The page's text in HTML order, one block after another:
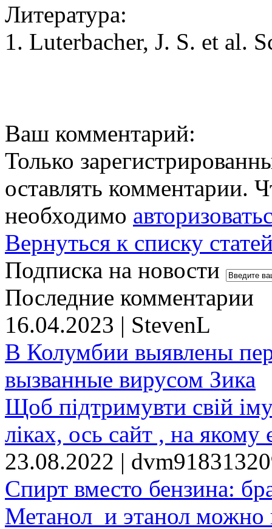
Литература:
1. Luterbacher, J. S. et al.
Ваш комментарий:
Только
оставлять комментарии.
необходимо
Вернуться к списку
Подписка на новости
Последние комментарии
16.04.2023 | StevenL
В Колумбии выявлены
вызванные вирусом Зика
Щоб підтримувти свій
ліках, ось сайт , на якому
23.08.2022 |
Спирт вместо бензина:
Метанол и этанол можно